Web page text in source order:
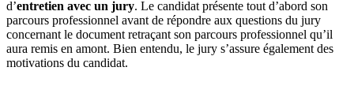
d’entretien avec un jury. Le candidat présente tout d’abord son
parcours professionnel avant de répondre aux questions du jury
concernant le document retraçant son parcours professionnel qu’il
aura remis en amont. Bien entendu, le jury s’assure également des
motivations du candidat.